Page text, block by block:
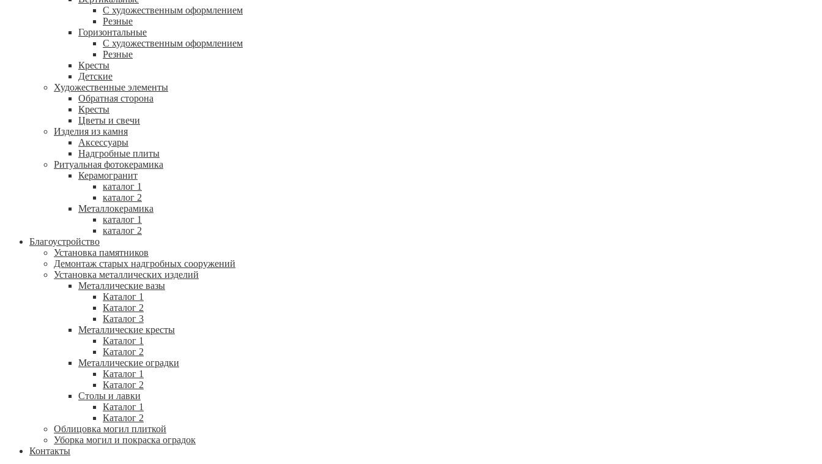
С художественным оформлением
Резные
Горизонтальные
С художественным оформлением
Резные
Кресты
Детские
Художественные элементы
Обратная сторона
Кресты
Цветы и свечи
Изделия из камня
Аксессуары
Надгробные плиты
Ритуальная фотокерамика
Керамогранит
каталог 1
каталог 2
Металлокерамика
каталог 1
каталог 2
Благоустройство
Установка памятников
Демонтаж старых надгробных сооружений
Установка металлических изделий
Металлические вазы
Каталог 1
Каталог 2
Каталог 3
Металлические кресты
Каталог 1
Каталог 2
Металлические оградки
Каталог 1
Каталог 2
Столы и лавки
Каталог 1
Каталог 2
Облицовка могил плиткой
Уборка могил и покраска оградок
Контакты